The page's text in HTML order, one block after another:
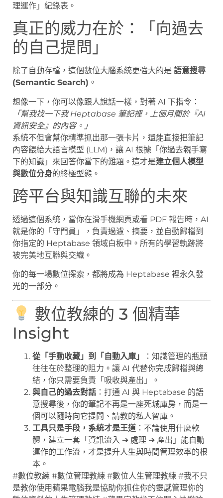
理運作」紀錄表。
真正的威力在於：「向過去
的自己提問」
除了自動存檔，這個數位大腦系統更強大的是 語意搜尋
(Semantic Search) 。
想像一下，你可以像跟人說話一樣，對著 AI 下指令：
「幫我找一下我 Heptabase 筆記裡，上個月關於『AI
資訊安全』的內容。」
系統不但會幫你精準抓出那一張卡片，還能直接把筆記
內容餵給大語言模型 (LLM)，讓 AI 根據「你過去親手寫
下的知識」來回答你當下的難題。這才是建立個人模型
與數位分身的終極型態。
跨平台與知識互聯的未來
透過這個系統，當你在滑手機網頁或看 PDF 報告時，AI
就是你的「守門員」，負責過濾、摘要，並自動歸檔到
你指定的 Heptabase 領域白板中。所有的學習軌跡將
被完美地互聯與交織。
你的每一場數位探索，都將成為 Heptabase 裡永久發
光的一部分。
數位教練的 3 個精華
Insight
從「手動收藏」到「自動入庫」
：知識管理的瓶頸
往往在於整理的阻力。讓 AI 代替你完成歸檔與總
結，你只需要負責「吸收與產出」。
與自己的過去對話 ：打通 AI 與 Heptabase 的語
意搜尋後，你的筆記不再是一座死城庫房，而是一
個可以隨時向它提問、請教的私人智庫。
工具只是手段，系統才是王道 ：不論使用什麼軟
體，建立一套「資訊流入 ➔ 處理 ➔ 產出」能自動
運作的工作流，才是提升人生與時間管理效率的根
本。
#數位教練 #數位管理教練 #數位人生管理教練 #我不只
是教你使用蘋果電腦我是協助你抓住你的靈感管理你的